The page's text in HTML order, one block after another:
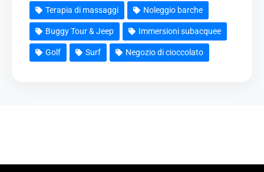
Terapia di massaggi Noleggio barche
Buggy Tour & Jeep Immersioni subacquee
Golf Surf Negozio di cioccolato